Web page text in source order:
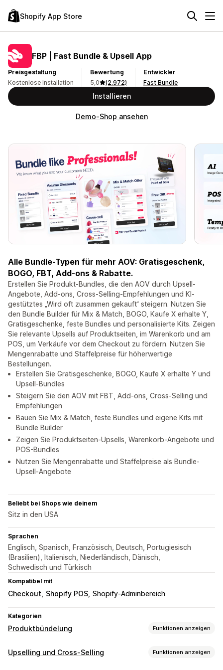
Shopify App Store
FBP | Fast Bundle & Upsell App
Preisgestaltung
Kostenlose Installation
Bewertung
5,0
(2.972)
Entwickler
Fast Bundle
Installieren
Demo-Shop ansehen
Alle Bundle-Typen für mehr AOV: Gratisgeschenk,
BOGO, FBT, Add-ons & Rabatte.
Erstellen Sie Produkt-Bundles, die den AOV durch Upsell-
Angebote, Add-ons, Cross-Selling-Empfehlungen und KI-
gestütztes „Wird oft zusammen gekauft“ steigern. Nutzen Sie
den Bundle Builder für Mix & Match, BOGO, Kaufe X erhalte Y,
Gratisgeschenke, feste Bundles und personalisierte Kits. Zeigen
Sie relevante Upsells auf Produktseiten, im Warenkorb und am
POS, um Verkäufe vor dem Checkout zu fördern. Nutzen Sie
Mengenrabatte und Staffelpreise für höherwertige
Bestellungen.
Erstellen Sie Gratisgeschenke, BOGO, Kaufe X erhalte Y und
Upsell-Bundles
Steigern Sie den AOV mit FBT, Add-ons, Cross-Selling und
Empfehlungen
Bauen Sie Mix & Match, feste Bundles und eigene Kits mit
Bundle Builder
Zeigen Sie Produktseiten-Upsells, Warenkorb-Angebote und
POS-Bundles
Nutzen Sie Mengenrabatte und Staffelpreise als Bundle-
Upsell-Angebote
Beliebt bei Shops wie deinem
Sitz in den USA
Sprachen
Englisch, Spanisch, Französisch, Deutsch, Portugiesisch
(Brasilien), Italienisch, Niederländisch, Dänisch,
Schwedisch und Türkisch
Kompatibel mit
Checkout Shopify POS Shopify-Adminbereich
Kategorien
Produktbündelung Funktionen anzeigen
Bundle-Typen
Upselling und Cross-Selling Funktionen anzeigen